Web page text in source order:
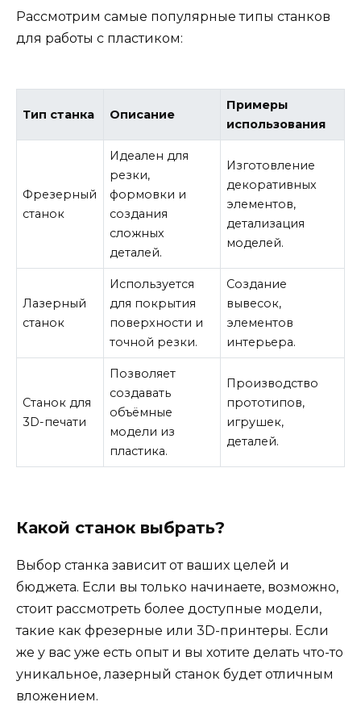
Рассмотрим самые популярные типы станков
для работы с пластиком:
Тип станка Описание
Примеры
использования
Фрезерный
станок
Идеален для
резки,
формовки и
создания
сложных
деталей.
Изготовление
декоративных
элементов,
детализация
моделей.
Лазерный
станок
Используется
для покрытия
поверхности и
точной резки.
Создание
вывесок,
элементов
интерьера.
Станок для
3D-печати
Позволяет
создавать
объёмные
модели из
пластика.
Производство
прототипов,
игрушек,
деталей.
Какой станок выбрать?
Выбор станка зависит от ваших целей и
бюджета. Если вы только начинаете, возможно,
стоит рассмотреть более доступные модели,
такие как фрезерные или 3D-принтеры. Если
же у вас уже есть опыт и вы хотите делать что-то
уникальное, лазерный станок будет отличным
вложением.